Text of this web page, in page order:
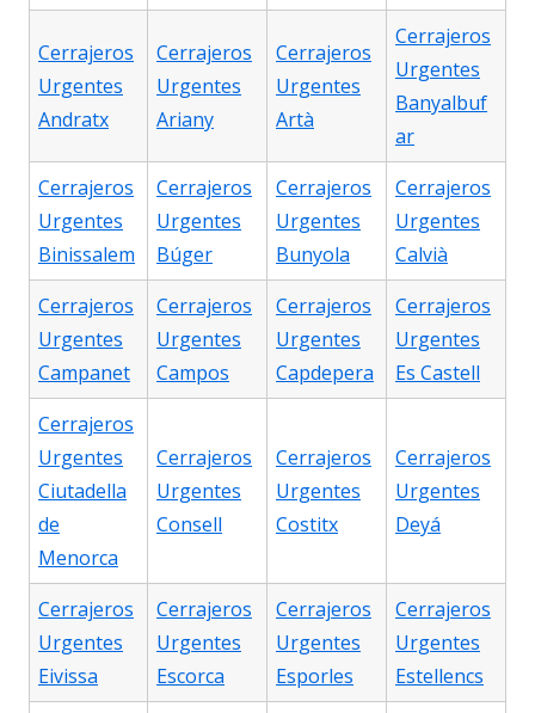
Cerrajeros
Urgentes
Andratx
Cerrajeros
Urgentes
Ariany
Cerrajeros
Urgentes
Artà
Cerrajeros
Urgentes
Banyalbuf
ar
Cerrajeros
Urgentes
Binissalem
Cerrajeros
Urgentes
Búger
Cerrajeros
Urgentes
Bunyola
Cerrajeros
Urgentes
Calvià
Cerrajeros
Urgentes
Campanet
Cerrajeros
Urgentes
Campos
Cerrajeros
Urgentes
Capdepera
Cerrajeros
Urgentes
Es Castell
Cerrajeros
Urgentes
Ciutadella
de
Menorca
Cerrajeros
Urgentes
Consell
Cerrajeros
Urgentes
Costitx
Cerrajeros
Urgentes
Deyá
Cerrajeros
Urgentes
Eivissa
Cerrajeros
Urgentes
Escorca
Cerrajeros
Urgentes
Esporles
Cerrajeros
Urgentes
Estellencs